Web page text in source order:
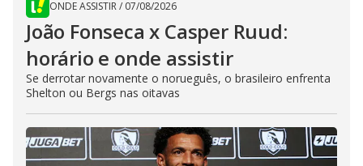
ONDE ASSISTIR/ 07/08/2026
João Fonseca x Casper Ruud:
horário e onde assistir
Se derrotar novamente o norueguês, o brasileiro enfrenta
Shelton ou Bergs nas oitavas